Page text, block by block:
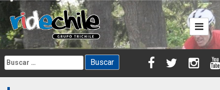
Skip
content
Buscar: